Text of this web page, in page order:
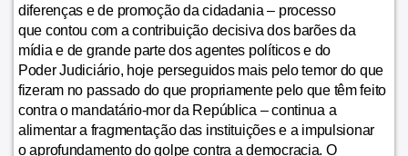
diferenças e de promoção da cidadania – processo
que contou com a contribuição decisiva dos barões da
mídia e de grande parte dos agentes políticos e do
Poder Judiciário, hoje perseguidos mais pelo temor do que
fizeram no passado do que propriamente pelo que têm feito
contra o mandatário-mor da República – continua a
alimentar a fragmentação das instituições e a impulsionar
o aprofundamento do golpe contra a democracia. O